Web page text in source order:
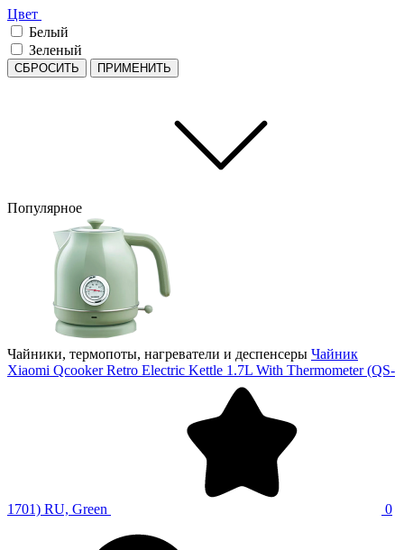
Цвет
Белый
Зеленый
СБРОСИТЬ ПРИМЕНИТЬ
Популярное
Чайники, термопоты, нагреватели и деспенсеры Чайник
Xiaomi Qcooker Retro Electric Kettle 1.7L With Thermometer (QS-
1701) RU, Green 0